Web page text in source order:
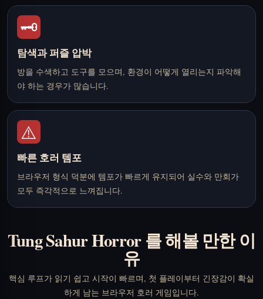
🗝️
탐색과 퍼즐 압박
방을 수색하고 도구를 모으며, 환경이 어떻게 열리는지 파악해
야 하는 경우가 많습니다.
⚠️
빠른 호러 템포
브라우저 형식 덕분에 템포가 빠르게 유지되어 실수와 만회가
모두 즉각적으로 느껴집니다.
Tung Sahur Horror 를 해볼 만한 이
유
핵심 루프가 읽기 쉽고 시작이 빠르며, 첫 플레이부터 긴장감이 확실
하게 남는 브라우저 호러 게임입니다.